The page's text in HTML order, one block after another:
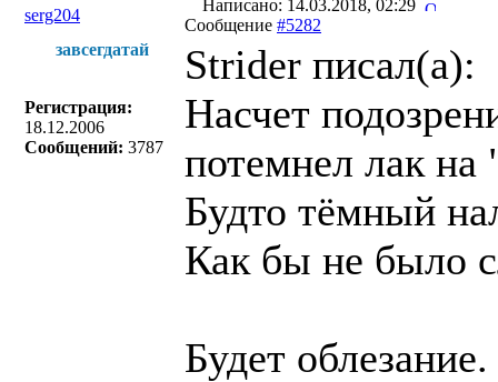
serg204
Написано: 14.03.2018, 02:29
Сообщение #5282
завсегдатай
Регистрация:
18.12.2006
Сообщений: 3787
Strider писал(a):
Насчет
потемнел лак
Будто тëмный
Как бы не было
Будет